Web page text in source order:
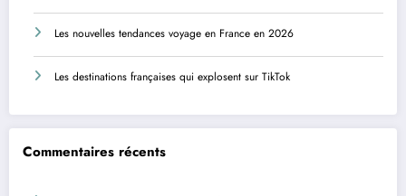
Les nouvelles tendances voyage en France en 2026
Les destinations françaises qui explosent sur TikTok
Commentaires récents